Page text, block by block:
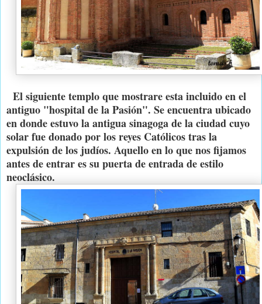
El siguiente templo que mostrare esta incluido en el
antiguo "hospital de la Pasión". Se encuentra ubicado
en donde estuvo la antigua sinagoga de la ciudad cuyo
solar fue donado por los reyes Católicos tras la
expulsión de los judíos. Aquello en lo que nos fijamos
antes de entrar es su puerta de entrada de estilo
neoclásico.